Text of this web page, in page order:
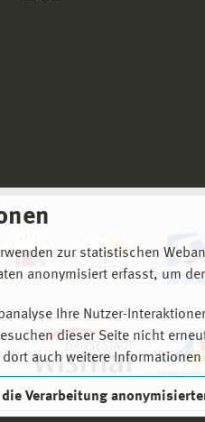
zur statistischen
anonymisiert erfasst, um
Ihre Nutzer-
dieser Seite nicht
auch weitere
die Verarbeitung